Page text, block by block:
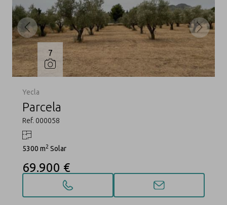
7
Yecla
Parcela
Ref. 000058
5300 m2 Solar
69.900 €